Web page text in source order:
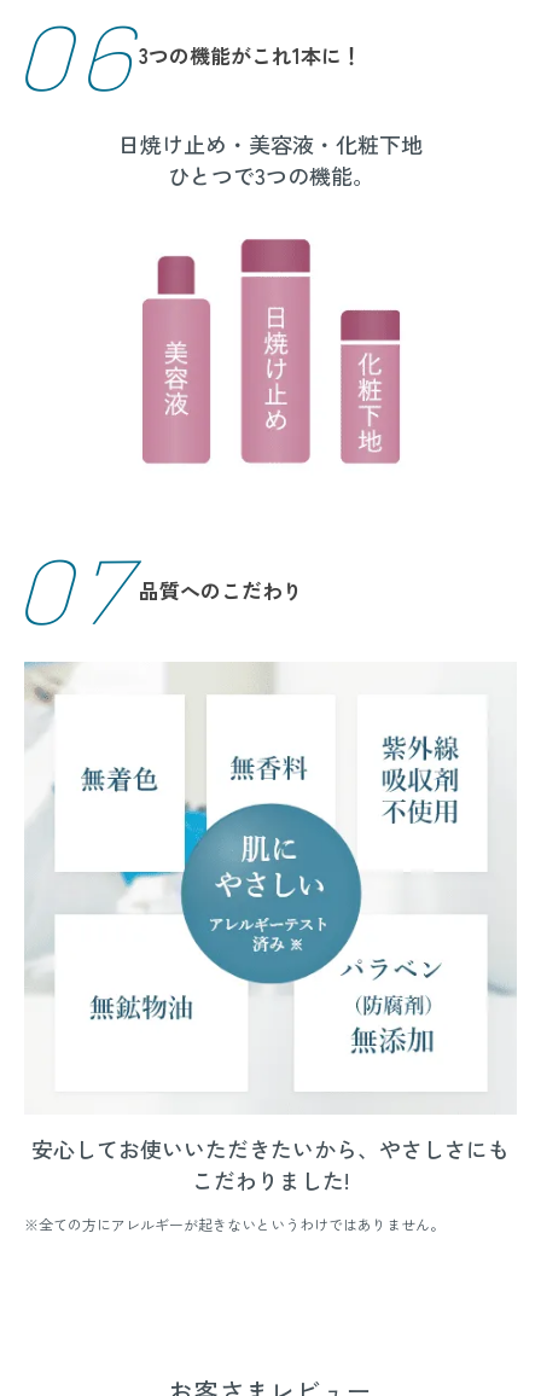
063つの機能がこれ1本に！
日焼け止め・美容液・化粧下地
ひとつで3つの機能。
07品質へのこだわり
安心してお使いいただきたいから、やさしさにも
こだわりました!
※全ての方にアレルギーが起きないというわけではありません。